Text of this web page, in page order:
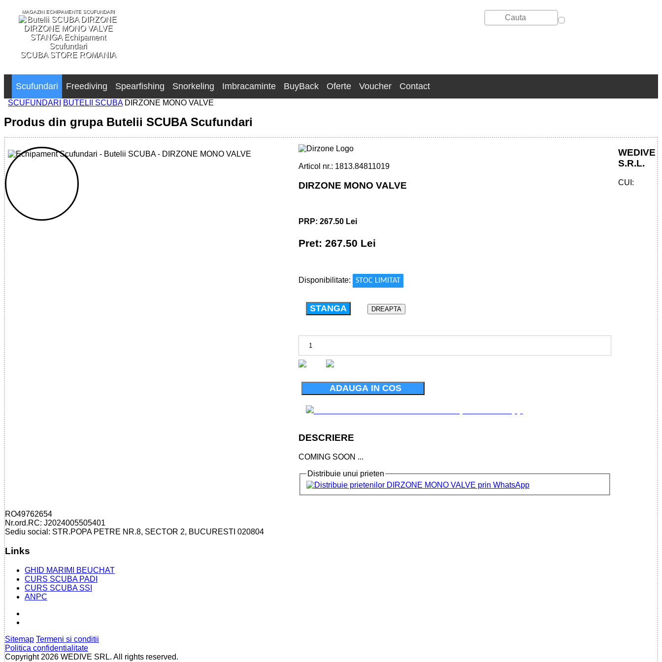
MAGAZIN ECHIPAMENTE SCUFUNDARI
SCUBA STORE ROMANIA
Scufundari Freediving Spearfishing Snorkeling Imbracaminte BuyBack Oferte Voucher Contact
SCUFUNDARI BUTELII SCUBA DIRZONE MONO VALVE
Produs din grupa Butelii SCUBA Scufundari
848110 - DIRZONE MONO VALVE
Articol nr.: 1813.84811019
DIRZONE MONO VALVE
PRP: 267.50 Lei
Pret: 267.50 Lei
Disponibilitate:
STOC LIMITAT
STANGA DREAPTA
ADAUGA IN COS
DESCRIERE
COMING SOON ...
Distribuie unui prieten
WEDIVE
S.R.L.
CUI:
RO49762654
Nr.ord.RC: J2024005505401
Sediu social: STR.POPA PETRE NR.8, SECTOR 2, BUCURESTI 020804
Links
GHID MARIMI BEUCHAT
CURS SCUBA PADI
CURS SCUBA SSI
ANPC
Sitemap Termeni si conditii
Politica confidentialitate
Copyright 2026 WEDIVE SRL. All rights reserved.